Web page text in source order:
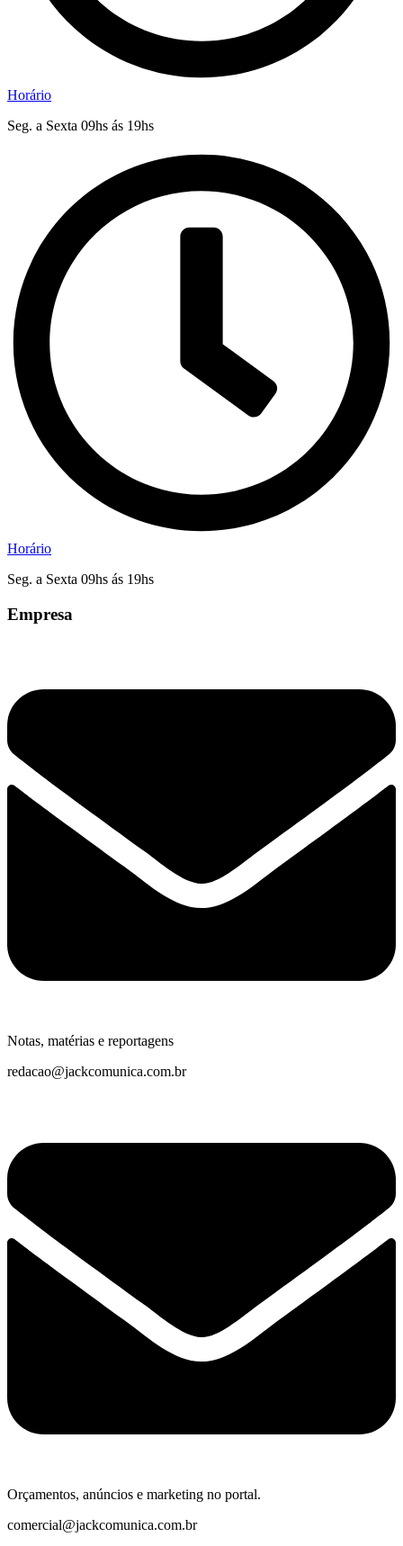
Horário
Seg. a Sexta 09hs ás 19hs
Horário
Seg. a Sexta 09hs ás 19hs
Empresa
Notas, matérias e reportagens
redacao@jackcomunica.com.br
Orçamentos, anúncios e marketing no portal.
comercial@jackcomunica.com.br